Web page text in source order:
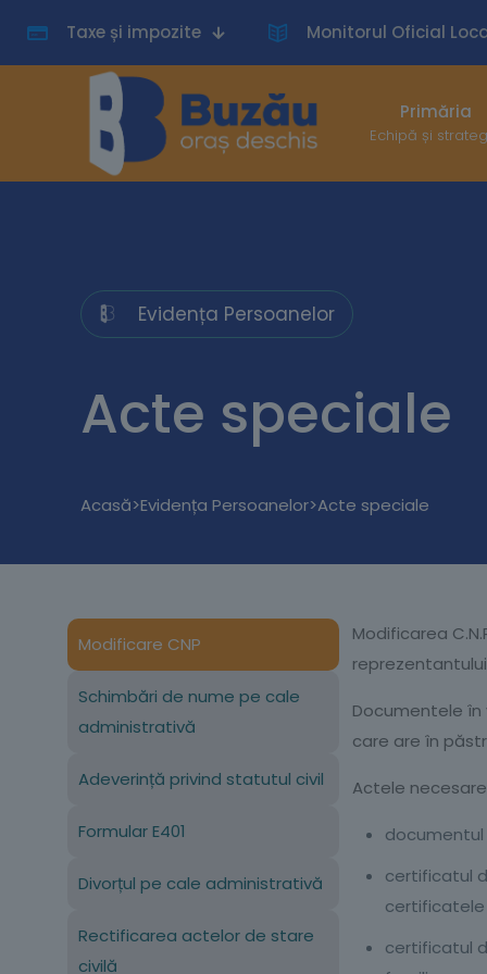
Taxe și impozite Monitorul Oficial
Primăria
Echipă și
Evidența Persoanelor
Acte speciale
Acasă>Evidența Persoanelor>Acte speciale
Modificare CNP
Schimbări de nume pe cale
administrativă
Adeverință privind statutul civil
Formular E401
Divorțul pe cale administrativă
Rectificarea actelor de stare
civilă
Modificarea
Documentele
care are în
Actele
certificatul
certificatele
certificatul